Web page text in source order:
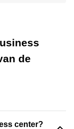
de
center?